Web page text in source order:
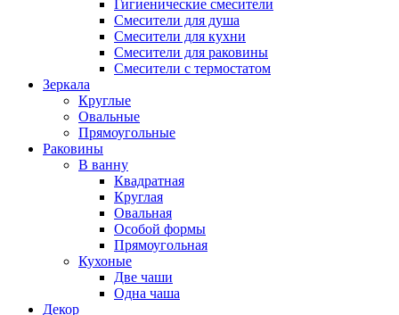
Гигиенические смесители
Смесители для душа
Смесители для кухни
Смесители для раковины
Смесители с термостатом
Зеркала
Круглые
Овальные
Прямоугольные
Раковины
В ванну
Квадратная
Круглая
Овальная
Особой формы
Прямоугольная
Кухоные
Две чаши
Одна чаша
Декор